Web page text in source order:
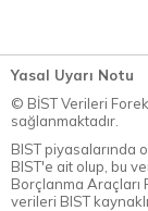
Yasal Uyarı Notu
© BİST Verileri
sağlanmaktadır.
BIST piyasalarında
BIST'e ait olup, bu
Borçlanma Araçları
verileri BIST